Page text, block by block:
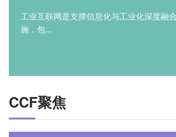
工业互联网是支撑信息化与工业化深度融
施，包...
CCF聚焦